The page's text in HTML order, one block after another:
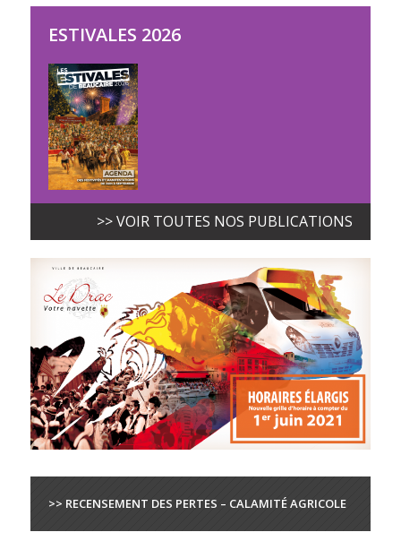
ESTIVALES 2026
>> VOIR TOUTES NOS PUBLICATIONS
>> RECENSEMENT DES PERTES – CALAMITÉ AGRICOLE